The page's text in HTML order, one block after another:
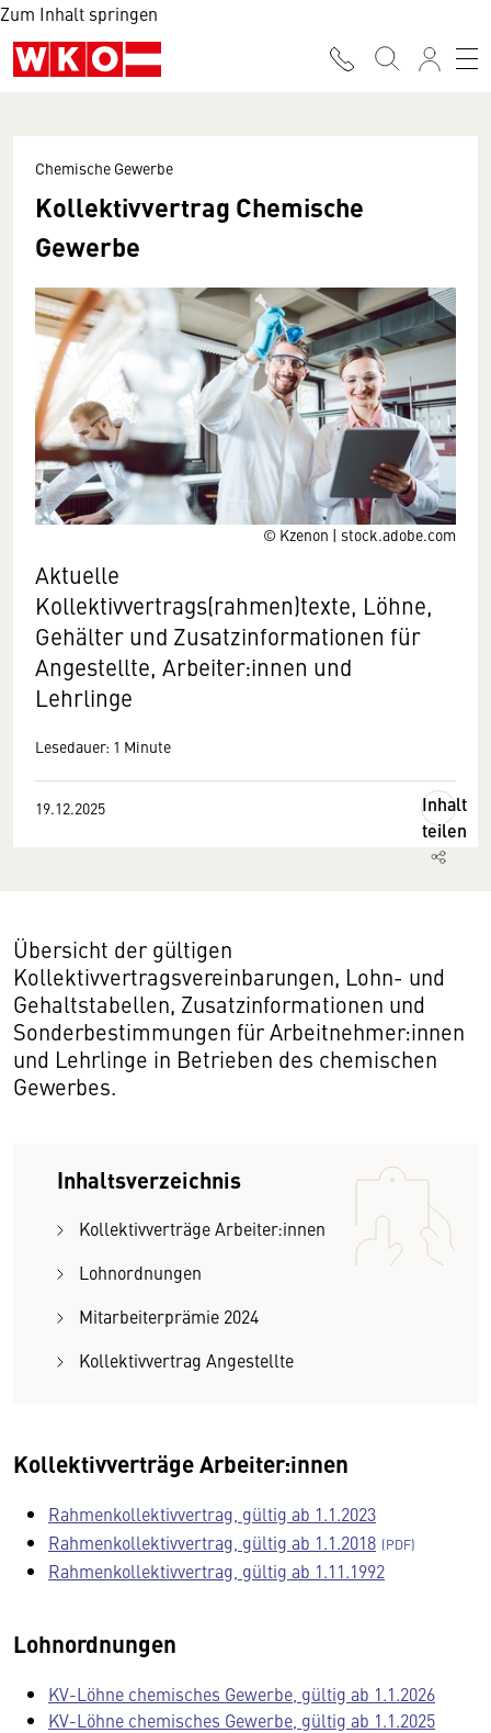
Zum Inhalt springen
© Kzenon | stock.adobe.com
Chemische Gewerbe
Kollektivvertrag Chemische
Gewerbe
Aktuelle
Kollektivvertrags(rahmen)texte, Löhne,
Gehälter und Zusatzinformationen für
Angestellte, Arbeiter:innen und
Lehrlinge
Lesedauer: 1 Minute
19.12.2025
Inhalt
teilen
Übersicht der gültigen
Kollektivvertragsvereinbarungen, Lohn- und
Gehaltstabellen, Zusatzinformationen und
Sonderbestimmungen für Arbeitnehmer:innen
und Lehrlinge in Betrieben des chemischen
Gewerbes.
Inhaltsverzeichnis
Kollektivverträge Arbeiter:innen
Lohnordnungen
Mitarbeiterprämie 2024
Kollektivvertrag Angestellte
Kollektivverträge Arbeiter:innen
Rahmenkollektivvertrag, gültig ab 1.1.2023
Rahmenkollektivvertrag, gültig ab 1.1.2018
Rahmenkollektivvertrag, gültig ab 1.11.1992
Lohnordnungen
KV-Löhne chemisches Gewerbe, gültig ab 1.1.2026
KV-Löhne chemisches Gewerbe, gültig ab 1.1.2025